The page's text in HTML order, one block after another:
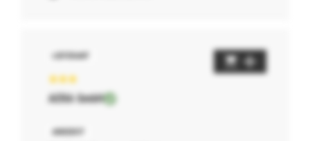
AERA GmbH